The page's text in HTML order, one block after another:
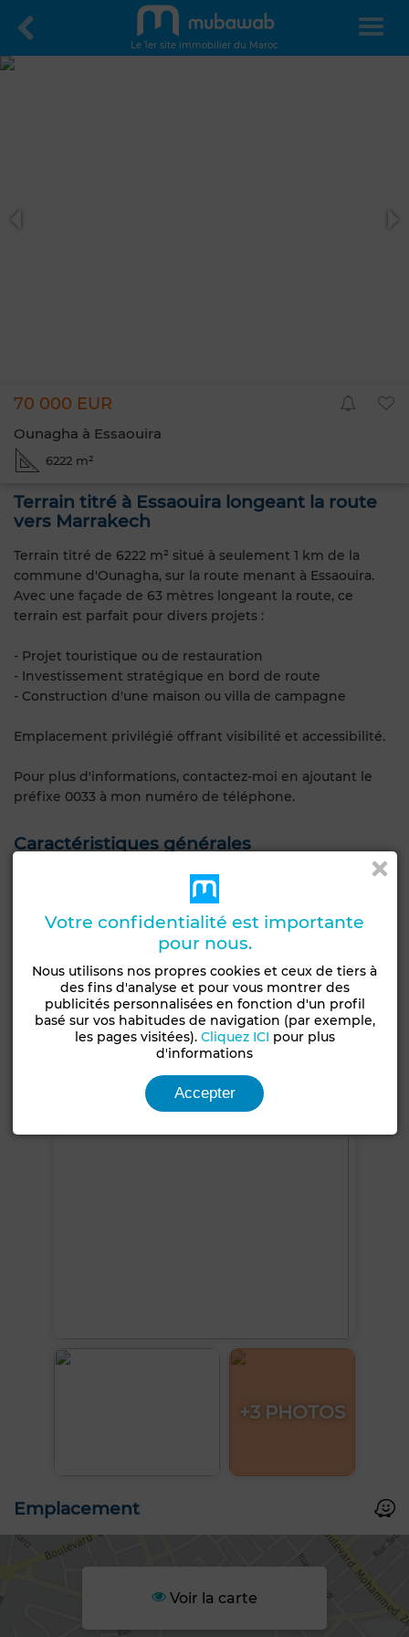
Le 1er site immobilier du Maroc
70 000 EUR
Ounagha à Essaouira
6222 m²
Terrain titré à Essaouira longeant la route
vers Marrakech
Terrain titré de 6222 m² situé à seulement 1 km de la
commune d'Ounagha, sur la route menant à Essaouira.
Avec une façade de 63 mètres longeant la route, ce
terrain est parfait pour divers projets :
- Projet touristique ou de restauration
- Investissement stratégique en bord de route
- Construction d'une maison ou villa de campagne
Emplacement privilégié offrant visibilité et accessibilité.
Pour plus d'informations, contactez-moi en ajoutant le
préfixe 0033 à mon numéro de téléphone.
Caractéristiques générales
Terrain
villa
R+1 Titré
Statut du terrain
Non loti
Voir plus de photos
+3 PHOTOS
Emplacement
Voir la carte
Votre confidentialité est importante
pour nous.
Nous utilisons nos propres cookies et ceux de tiers à
des fins d'analyse et pour vous montrer des
publicités personnalisées en fonction d'un profil
basé sur vos habitudes de navigation (par exemple,
les pages visitées). Cliquez ICI pour plus
d'informations
Accepter